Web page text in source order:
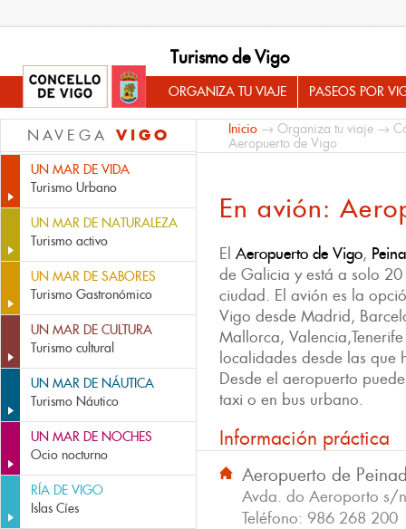
Turismo de Vigo
ORGANIZA TU VIAJE PASEOS POR
NAVEGA VIGO
UN MAR DE VIDA
Turismo Urbano
UN MAR DE NATURALEZA
Turismo activo
UN MAR DE SABORES
Turismo Gastronómico
UN MAR DE CULTURA
Turismo cultural
UN MAR DE NÁUTICA
Turismo Náutico
UN MAR DE NOCHES
Ocio nocturno
RÍA DE VIGO
Islas Cíes
Inicio → Organiza tu viaje →
Aeropuerto de Vigo
En avión:
El Aeropuerto de Vigo,
de Galicia y está a solo
ciudad. El avión es la
Vigo desde Madrid,
Mallorca,
localidades desde las que
Desde el aeropuerto
taxi o en bus urbano.
Información práctica
Aeropuerto de
Avda. do Aeroporto s/
Teléfono: 986 268 200